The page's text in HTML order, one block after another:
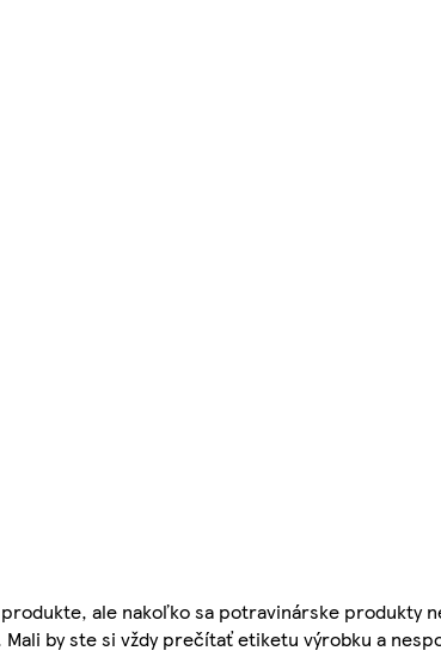
ale nakoľko sa potravinárske produkty
by ste si vždy prečítať etiketu výrobku a